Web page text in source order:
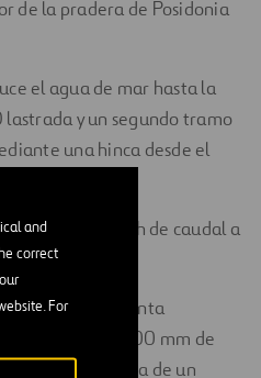
and
correct
For
de la pradera de Posidonia
el agua de mar hasta la
y un segundo tramo
una hinca desde el
1.800 m³/h de caudal a
nominal.
hasta la planta
longitud y 1.800 mm de
y provista de un